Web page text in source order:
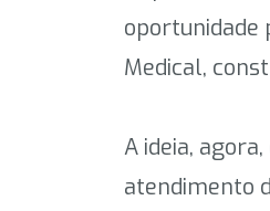
oportunidade
Medical,
A ideia,
atendimento